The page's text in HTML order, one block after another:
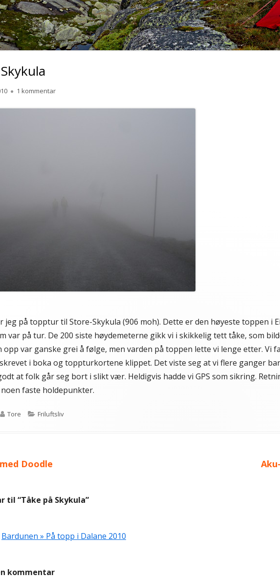
1 kommentartil Tåke på Skykula
jeg på topptur til Store-Skykula (906 moh). Dette er den høyeste toppen i
var på tur. De 200 siste høydemeterne gikk vi i skikkelig tett tåke, som
opp var ganske grei å følge, men varden på toppen lette vi lenge etter. Vi
i boka og toppturkortene klippet. Det viste seg at vi flere ganger
at folk går seg bort i slikt vær. Heldigvis hadde vi GPS som sikring.
faste holdepunkter.
Forfatter
Tore Kategorier
Friluftsliv
Doodle
til “Tåke på Skykula”
Bardunen » På topp i Dalane 2010
kommentar